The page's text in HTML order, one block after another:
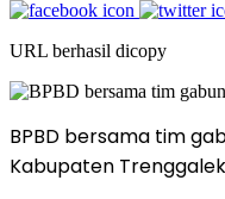
URL berhasil dicopy
BPBD bersama tim
Kabupaten